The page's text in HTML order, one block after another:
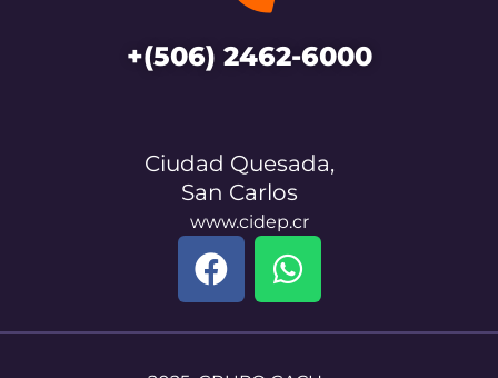
+(506) 2462-6000
Ciudad Quesada,
San Carlos
www.cidep.cr